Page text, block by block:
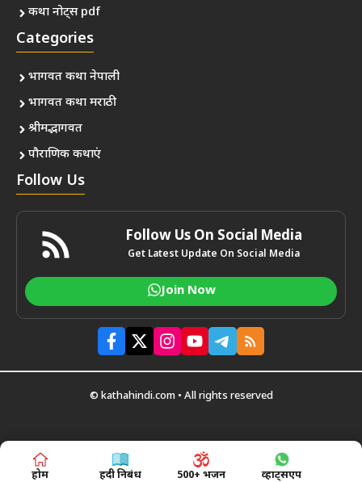
कथा नोट्स pdf
Categories
भागवत कथा नेपाली
भागवत कथा मराठी
श्रीमद्भागवत
पौराणिक कथाएं
Follow Us
Follow Us On Social Media
Get Latest Update On Social Media
Join Now
© kathahindi.com • All rights reserved
होम हिंदी निबंध 500+ भजन व्हाट्सएप